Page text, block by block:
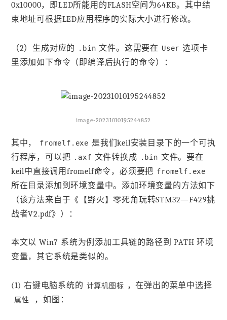
0x10000，即LED所能用的FLASH空间为64KB。其中结
束地址可根据LED应用程序的实际大小进行修改。
（2）生成对应的 .bin 文件。这需要在 User 选项卡
里添加如下命令（即编译后执行的命令）：
image-20231010195244852
其中， fromelf.exe 是我们keil安装目录下的一个可执
行程序，可以把 .axf 文件转换成 .bin 文件。要在
keil中直接调用fromelf命令，必须要把 fromelf.exe
所在目录添加到环境变量中。添加环境变量的方法如下
（该方法来自于《【野火】零死角玩转STM32—F429挑
战者V2.pdf》）：
本文以 Win7 系统为例添加工具链的路径到 PATH 环境
变量，其它系统是类似的。
(1) 右键电脑系统的 计算机图标 ，在弹出的菜单中选择
属性 ，如图：